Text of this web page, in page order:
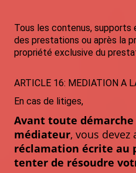
Tous les contenus,
des prestations ou après la
propriété exclusive du
ARTICLE 16: MEDIATION A
En cas de litiges,
Avant toute démarche
médiateur, vous devez
réclamation écrite au
tenter de résoudre